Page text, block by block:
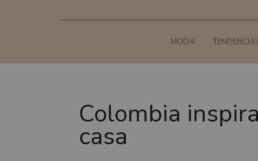
MODA
Colombia
casa